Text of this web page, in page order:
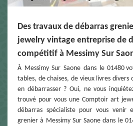
Des travaux de débarras
jewelry vintage entreprise de
compétitif à Messimy Sur
À Messimy Sur Saone dans le 01480
tables, de chaises, de vieux livres
en débarrasser ? Oui, ne vous
trouvé pour vous une Comptoir art
débarras spécialiste pour vous
grenier à Messimy Sur Saone dans le